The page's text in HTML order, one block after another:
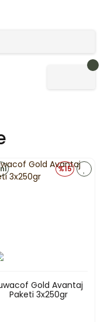
%15
Gold Avantaj
Paketi 3x250gr